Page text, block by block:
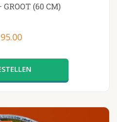
(60 CM)
95.00